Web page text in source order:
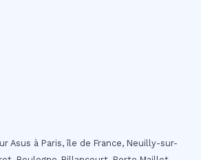
Asus à Paris, île de France, Neuilly-sur-